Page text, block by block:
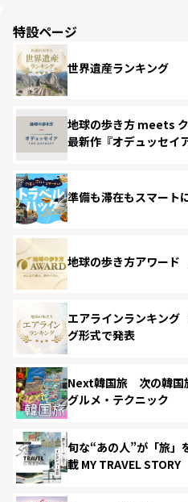
特設ページ
世界遺産ランキング
地球の歩き方 meets
最新作『オデュッセイ
準備も滞在もスマー
地球の歩き方アワード
エアラインランキン
グ形式で発表
Next韓国旅 次の韓国
グルメ・テクニック
旬な“あの人”が「旅」
載 MY TRAVEL STORY